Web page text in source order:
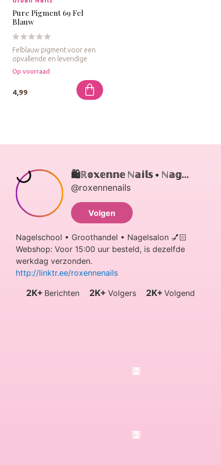
Pure Pigment 69 Fel
Blauw
Felblauw pigment voor een
opvallende en levendige
nagelafwerking.
Op voorraad
4,99